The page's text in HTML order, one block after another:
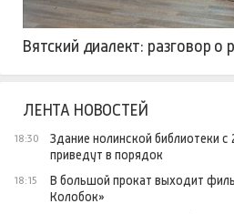
Вятский диалект: разговор
ЛЕНТА НОВОСТЕЙ
18:30
Здание нолинской библиотеки
приведут в порядок
18:15
В большой прокат выходит
Колобок»